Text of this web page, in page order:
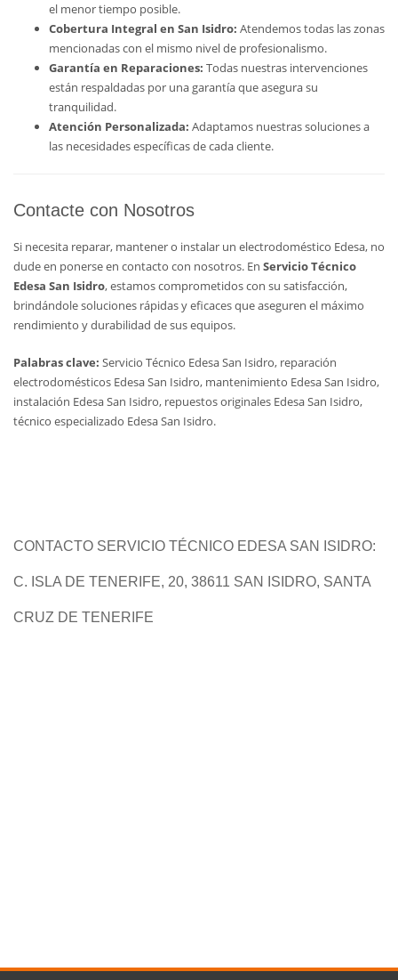
el menor tiempo posible.
Cobertura Integral en San Isidro: Atendemos todas las zonas
mencionadas con el mismo nivel de profesionalismo.
Garantía en Reparaciones: Todas nuestras intervenciones
están respaldadas por una garantía que asegura su
tranquilidad.
Atención Personalizada: Adaptamos nuestras soluciones a
las necesidades específicas de cada cliente.
Contacte con Nosotros
Si necesita reparar, mantener o instalar un electrodoméstico Edesa, no
dude en ponerse en contacto con nosotros. En Servicio Técnico
Edesa San Isidro, estamos comprometidos con su satisfacción,
brindándole soluciones rápidas y eficaces que aseguren el máximo
rendimiento y durabilidad de sus equipos.
Palabras clave: Servicio Técnico Edesa San Isidro, reparación
electrodomésticos Edesa San Isidro, mantenimiento Edesa San Isidro,
instalación Edesa San Isidro, repuestos originales Edesa San Isidro,
técnico especializado Edesa San Isidro.
CONTACTO SERVICIO TÉCNICO EDESA SAN ISIDRO:
C. ISLA DE TENERIFE, 20, 38611 SAN ISIDRO, SANTA
CRUZ DE TENERIFE